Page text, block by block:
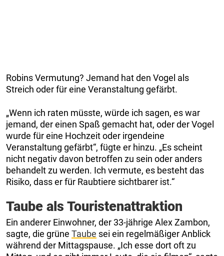
Robins Vermutung? Jemand hat den Vogel als
Streich oder für eine Veranstaltung gefärbt.
„Wenn ich raten müsste, würde ich sagen, es war
jemand, der einen Spaß gemacht hat, oder der Vogel
wurde für eine Hochzeit oder irgendeine
Veranstaltung gefärbt“, fügte er hinzu. „Es scheint
nicht negativ davon betroffen zu sein oder anders
behandelt zu werden. Ich vermute, es besteht das
Risiko, dass er für Raubtiere sichtbarer ist.“
Taube als Touristenattraktion
Ein anderer Einwohner, der 33-jährige Alex Zambon,
sagte, die grüne Taube sei ein regelmäßiger Anblick
während der Mittagspause. „Ich esse dort oft zu